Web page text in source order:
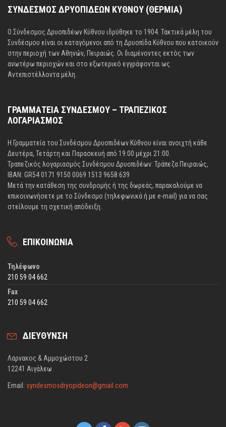
ΣΥΝΔΕΣΜΟΣ ΔΡΥΟΠΙΔΕΩΝ ΚΥΘΝΟΥ (ΘΕΡΜΙΑ)
Ο Σύνδεσμος Δρυοπιδέων Κύθνου ιδρύθηκε το 1904. Τακτικά μέλη του
Συνδέσμου είναι οι καταγόμενοι από τη Δρυοπίδα Κύθνου που κατοικούν
στην περιοχή των Αθηνών, Πειραιώς. Οι διαμένοντες εκτός των
ανωτέρω περιοχών και στο εξωτερικό εγγράφονται ως
Αντεπιστέλλοντα μέλη.
ΓΡΑΜΜΑΤΕΙΑ ΣΥΝΔΕΣΜΟΥ – ΤΡΑΠΕΖΙΚΟΣ
ΛΟΓΑΡΙΑΣΜΟΣ
Η Γραμματεία του Συνδέσμου Δρυοπιδέων Κύθνου είναι ανοιχτή κάθε
Δευτέρα, Τετάρτη και Παρασκευή από 19:00 μέχρι 21:00.
Τραπεζικός λογαριασμός Συνδέσμου Δρυοπιδέων: Τράπεζα Πειραιώς,
IBAN: GR54 0171 9150 0069 1513 9658 639
Μετά την κατάθεση της συνδρομής ή της δωρεάς, παρακαλούμε να
επικοινωνήσετε με το Σύνδεσμο (τηλεφωνικά ή με e-mail) για να σας
στείλουμε τη σχετική απόδειξη.
ΕΠΙΚΟΙΝΩΝΙΑ
Τηλέφωνο
210 59 04 662
Fax
210 59 04 662
ΔΙΕΥΘΥΝΣΗ
Λαρνακος & Αμμοχώστου 2
12241 Αιγάλεω
Email: syndesmosdryopideon@gmail.com